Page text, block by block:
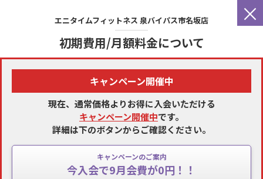
×
エニタイムフィットネス 泉バイパス市名坂店
初期費用/月額料金について
キャンペーン開催中
現在、通常価格よりお得に入会いただける
キャンペーン開催中です。
詳細は下のボタンからご確認ください。
キャンペーンのご案内
今入会で9月会費が0円！！